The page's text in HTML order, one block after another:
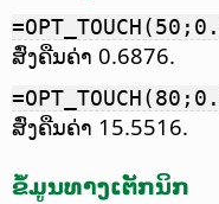
ສົ່ງຄືນຄ່າ 0.6876.
ສົ່ງຄືນຄ່າ 15.5516.
ຂໍ້ມູນທາງເຕັກນິກ